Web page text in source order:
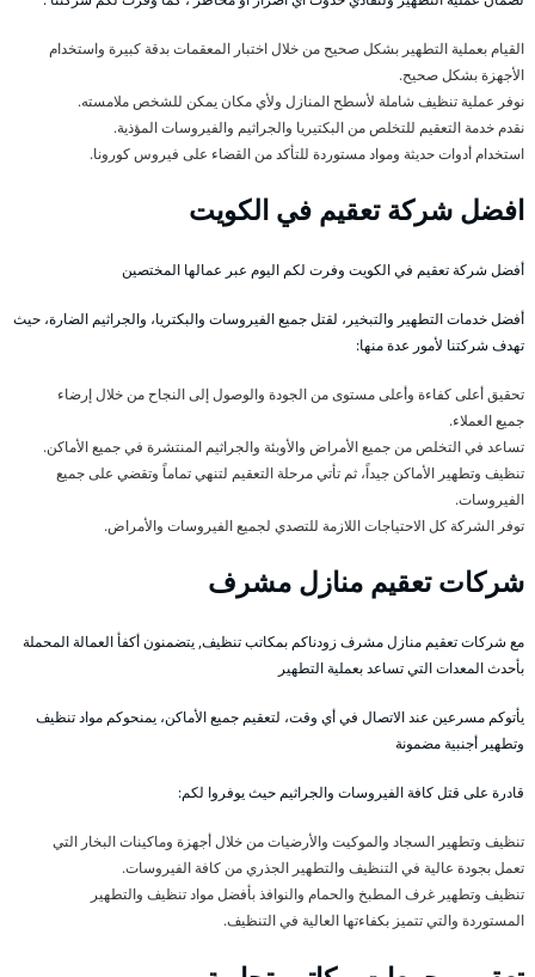
القيام بعملية التطهير بشكل صحيح من خلال اختبار المعقمات بدقة كبيرة واستخدام
الأجهزة بشكل صحيح.
نوفر عملية تنظيف شاملة لأسطح المنازل ولأي مكان يمكن للشخص ملامسته.
نقدم خدمة التعقيم للتخلص من البكتيريا والجراثيم والفيروسات المؤذية.
استخدام أدوات حديثة ومواد مستوردة للتأكد من القضاء على فيروس كورونا.
افضل شركة تعقيم في الكويت
أفضل شركة تعقيم في الكويت وفرت لكم اليوم عبر عمالها المختصين
أفضل خدمات التطهير والتبخير، لقتل جميع الفيروسات والبكتريا، والجراثيم الضارة، حيث
تهدف شركتنا لأمور عدة منها:
تحقيق أعلى كفاءة وأعلى مستوى من الجودة والوصول إلى النجاح من خلال إرضاء
جميع العملاء.
تساعد في التخلص من جميع الأمراض والأوبئة والجراثيم المنتشرة في جميع الأماكن.
تنظيف وتطهير الأماكن جيداً، ثم تأتي مرحلة التعقيم لتنهي تماماً وتقضي على جميع
الفيروسات.
توفر الشركة كل الاحتياجات اللازمة للتصدي لجميع الفيروسات والأمراض.
شركات تعقيم منازل مشرف
مع شركات تعقيم منازل مشرف زودناكم بمكاتب تنظيف, يتضمنون أكفأ العمالة المحملة
بأحدث المعدات التي تساعد بعملية التطهير
يأتوكم مسرعين عند الاتصال في أي وقت، لتعقيم جميع الأماكن، يمنحوكم مواد تنظيف
وتطهير أجنبية مضمونة
قادرة على قتل كافة الفيروسات والجراثيم حيث يوفروا لكم:
تنظيف وتطهير السجاد والموكيت والأرضيات من خلال أجهزة وماكينات البخار التي
تعمل بجودة عالية في التنظيف والتطهير الجذري من كافة الفيروسات.
تنظيف وتطهير غرف المطبخ والحمام والنوافذ بأفضل مواد تنظيف والتطهير
المستوردة والتي تتميز بكفاءتها العالية في التنظيف.